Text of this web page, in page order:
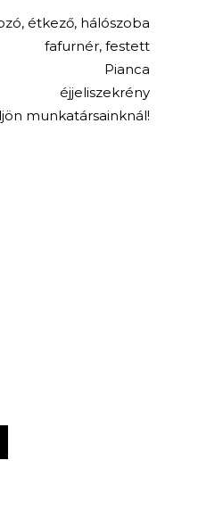
, étkező, hálószoba
fafurnér,festett
Pianca
éjjeliszekrény
munkatársainknál!